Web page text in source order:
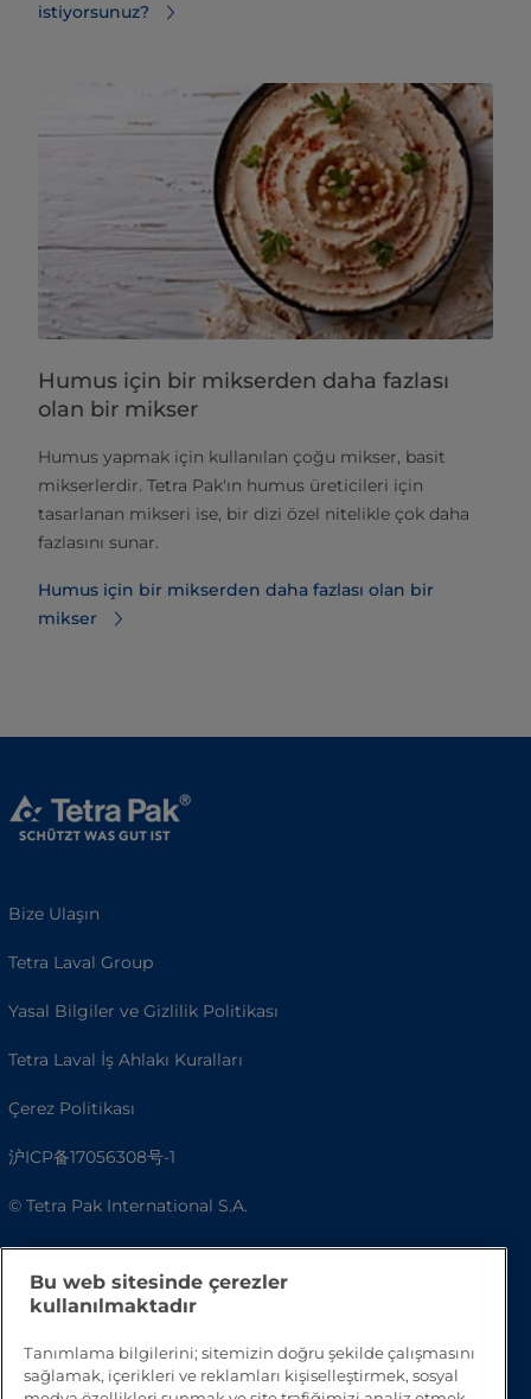
istiyorsunuz?
Humus için bir mikserden daha fazlası
olan bir mikser
Humus yapmak için kullanılan çoğu mikser, basit
mikserlerdir. Tetra Pak'ın humus üreticileri için
tasarlanan mikseri ise, bir dizi özel nitelikle çok daha
fazlasını sunar.
Humus için bir mikserden daha fazlası olan bir
mikser
Bize Ulaşın
Tetra Laval Group
Yasal Bilgiler ve Gizlilik Politikası
Tetra Laval İş Ahlakı Kuralları
Çerez Politikası
沪ICP备17056308号-1
© Tetra Pak International S.A.
Erişilebilirlik
SSS
Bu web sitesinde çerezler
kullanılmaktadır
Tanımlama bilgilerini; sitemizin doğru şekilde çalışmasını
sağlamak, içerikleri ve reklamları kişiselleştirmek, sosyal